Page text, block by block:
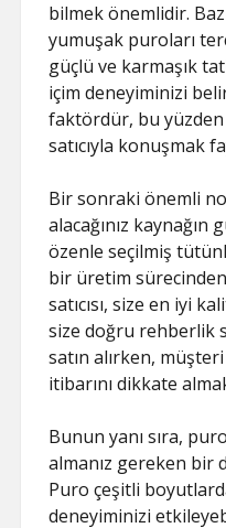
bilmek önemlidir.
yumuşak puroları
güçlü ve karmaşık
içim deneyiminizi
faktördür, bu
satıcıyla konuşmak
Bir sonraki önemli
alacağınız
özenle seçilmiş
bir üretim
satıcısı, size en iyi
size doğru rehberlik
satın alırken, müşteri
itibarını dikkate
Bunun yanı sıra,
almanız gereken
Puro çeşitli
deneyiminizi